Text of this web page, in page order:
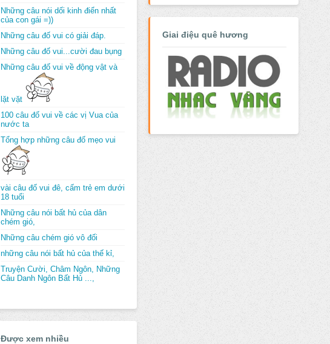
Những câu nói dối kinh điển nhất
của con gái =))
Những câu đố vui có giải đáp.
Những câu đố vui...cười đau bụng
Những câu đố vui về động vật và
lặt vặt
100 câu đố vui về các vị Vua của
nước ta
Tổng hợp những câu đố mẹo vui
vài câu đố vui đê, cấm trẻ em dưới
18 tuổi
Những câu nói bất hủ của dân
chém gió,
Những câu chém gió vô đối
những câu nói bất hủ của thế kỉ,
Truyện Cười, Châm Ngôn, Những
Câu Danh Ngôn Bất Hủ ...,
Được xem nhiều
Giai điệu quê hương